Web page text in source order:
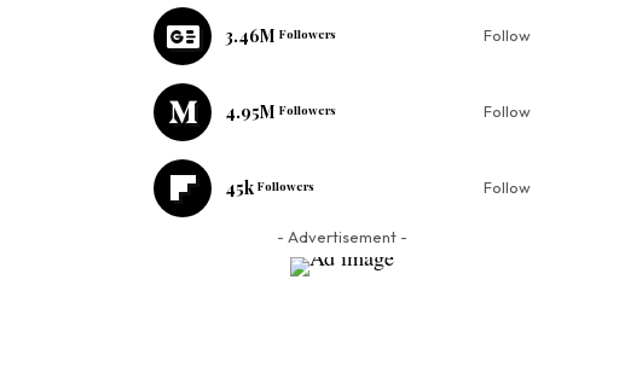
3.46M Followers Follow
4.95M Followers Follow
45k Followers Follow
- Advertisement -